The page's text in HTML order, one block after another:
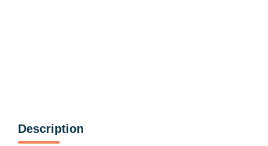
Description